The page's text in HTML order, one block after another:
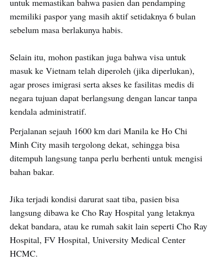
untuk memastikan bahwa pasien dan pendamping
memiliki paspor yang masih aktif setidaknya 6 bulan
sebelum masa berlakunya habis.
Selain itu, mohon pastikan juga bahwa visa untuk
masuk ke Vietnam telah diperoleh (jika diperlukan),
agar proses imigrasi serta akses ke fasilitas medis di
negara tujuan dapat berlangsung dengan lancar tanpa
kendala administratif.
Perjalanan sejauh 1600 km dari Manila ke Ho Chi
Minh City masih tergolong dekat, sehingga bisa
ditempuh langsung tanpa perlu berhenti untuk mengisi
bahan bakar.
Jika terjadi kondisi darurat saat tiba, pasien bisa
langsung dibawa ke Cho Ray Hospital yang letaknya
dekat bandara, atau ke rumah sakit lain seperti Cho Ray
Hospital, FV Hospital, University Medical Center
HCMC.